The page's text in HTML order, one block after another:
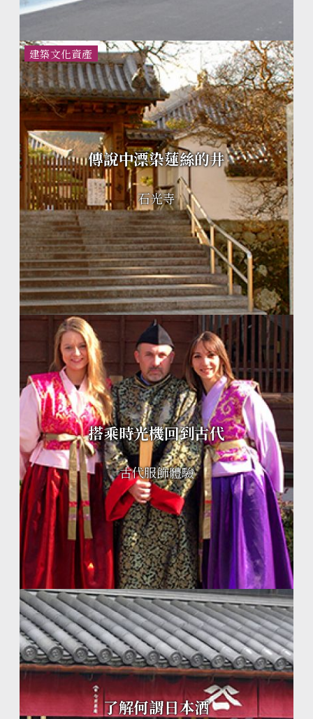
建築文化資產
傳說中漂染蓮絲的井
石光寺
搭乘時光機回到古代
古代服飾體驗
了解何謂日本酒